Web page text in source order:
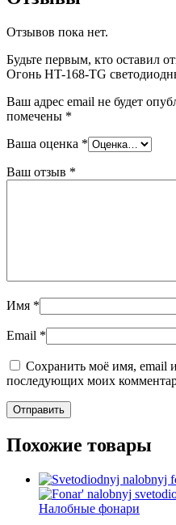
Отзывов пока нет.
Будьте первым, кто оставил
Огонь HT-168-TG
Ваш адрес email не будет
помечены *
Ваша оценка *
Ваш отзыв *
Имя *
Email *
Сохранить моё имя, email
последующих моих
Похожие товары
Налобные фонари